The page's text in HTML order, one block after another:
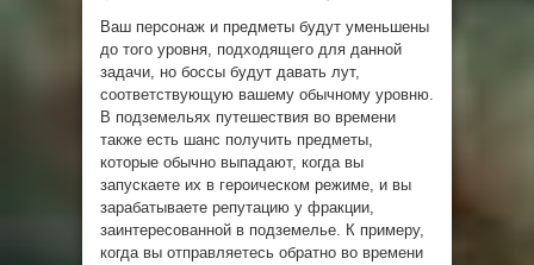
Ваш персонаж и предметы будут уменьшены
до того уровня, подходящего для данной
задачи, но боссы будут давать лут,
соответствующую вашему обычному уровню.
В подземельях путешествия во времени
также есть шанс получить предметы,
которые обычно выпадают, когда вы
запускаете их в героическом режиме, и вы
зарабатываете репутацию у фракции,
заинтересованной в подземелье. К примеру,
когда вы отправляетесь обратно во времени